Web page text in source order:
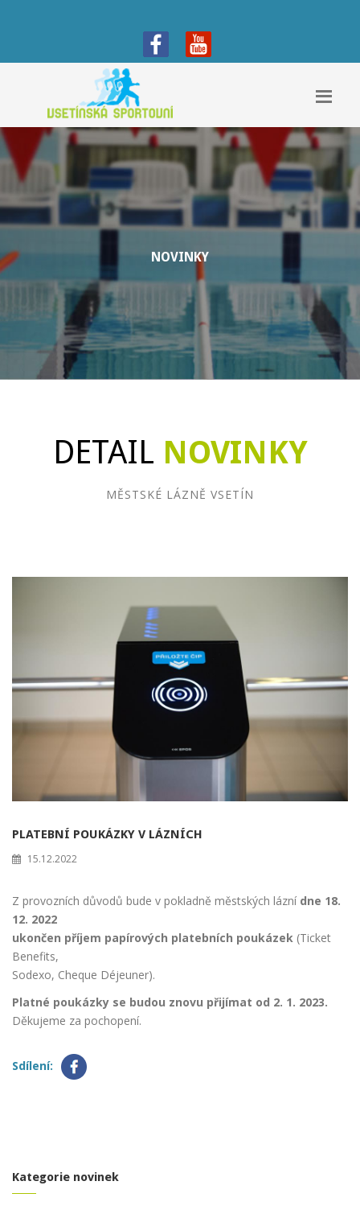
NOVINKY
DETAIL NOVINKY
MĚSTSKÉ LÁZNĚ VSETÍN
PLATEBNÍ POUKÁZKY V LÁZNÍCH
15.12.2022
Z provozních důvodů bude v pokladně městských lázní dne 18.
12. 2022
ukončen příjem papírových platebních poukázek (Ticket
Benefits,
Sodexo, Cheque Déjeuner).
Platné poukázky se budou znovu přijímat od 2. 1. 2023.
Děkujeme za pochopení.
Sdílení:
Kategorie novinek